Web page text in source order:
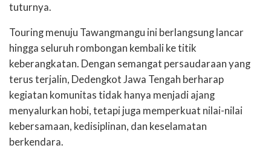
tuturnya.
Touring menuju Tawangmangu ini berlangsung lancar
hingga seluruh rombongan kembali ke titik
keberangkatan. Dengan semangat persaudaraan yang
terus terjalin, Dedengkot Jawa Tengah berharap
kegiatan komunitas tidak hanya menjadi ajang
menyalurkan hobi, tetapi juga memperkuat nilai-nilai
kebersamaan, kedisiplinan, dan keselamatan
berkendara.